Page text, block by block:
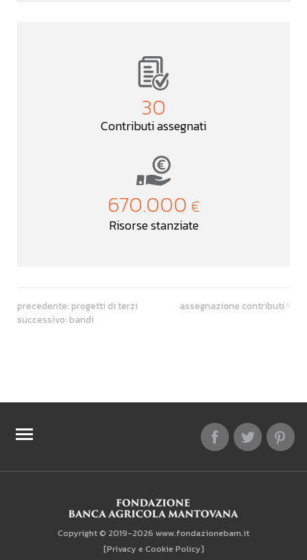
30
Contributi assegnati
670.000
Risorse stanziate
precedente: progetti di terzi
successivo: bandi
assegnazione contributi
Copyright © 2019-2026 www.fondazionebam.it
[Privacy e Cookie Policy]